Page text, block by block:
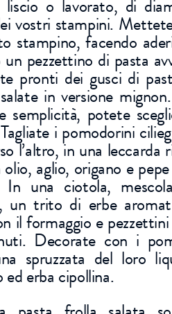
o lavorato, di
vostri stampini.
stampino, facendo
pezzettino di pasta
pronti dei gusci di
in versione
semplicità, potete
i pomodorini
l’altro, in una leccarda
aglio, origano e
una ciotola,
un trito di erbe
il formaggio e
Decorate con i
spruzzata del loro
erba cipollina.